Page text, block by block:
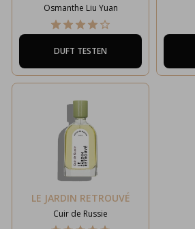
Osmanthe Liu Yuan
DUFT TESTEN
LE JARDIN RETROUVÉ
Cuir de Russie